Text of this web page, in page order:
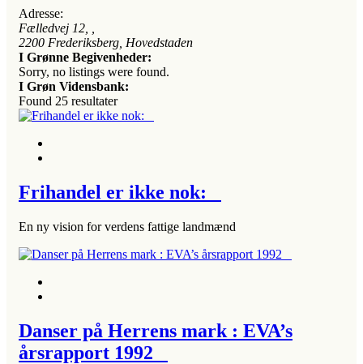
Adresse:
Fælledvej 12
2200 Frederiksberg, Hovedstaden
I Grønne Begivenheder:
Sorry, no listings were found.
I Grøn Vidensbank:
Found 25 resultater
Frihandel er ikke nok:
En ny vision for verdens fattige landmænd
Danser på Herrens mark : EVA’s
årsrapport 1992